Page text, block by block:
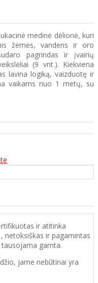
medinė dėlionė, kuri
žemės, vandens ir oro
pagrindas ir įvairių
(9 vnt.). Kiekviena
lavina logiką, vaizduotę ir
vaikams nuo 1 metų, su
ir atitinka
netoksiškas ir pagamintas
gamta.
jame nebūtinai yra